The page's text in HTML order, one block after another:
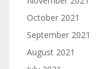
October 2021
September 2021
August 2021